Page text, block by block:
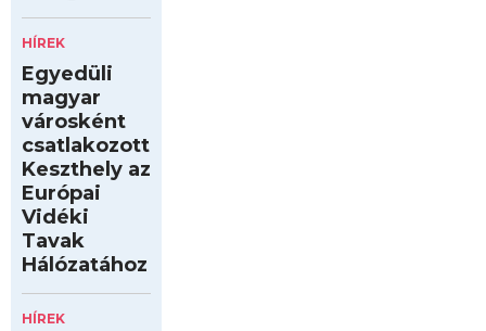
HÍREK
Egyedüli
magyar
városként
csatlakozott
Keszthely az
Európai
Vidéki
Tavak
Hálózatához
HÍREK